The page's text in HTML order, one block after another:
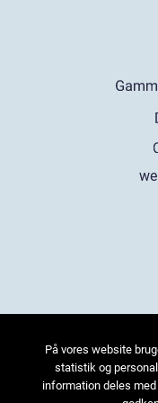
På vores website
statistik og
information deles